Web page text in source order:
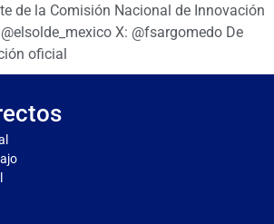
de la Comisión Nacional de Innovación
X: @fsargomedo De
oficial